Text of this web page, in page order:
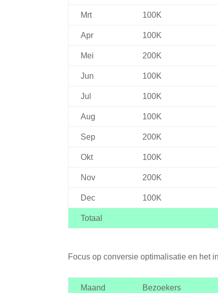
Mrt 100K
Apr 100K
Mei 200K
Jun 100K
Jul 100K
Aug 100K
Sep 200K
Okt 100K
Nov 200K
Dec 100K
Totaal
Focus op conversie optimalisatie en het
Maand Bezoekers